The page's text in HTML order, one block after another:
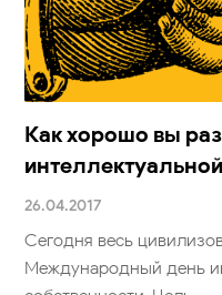
Как хорошо вы
26.04.2017
Сегодня весь
Международный день